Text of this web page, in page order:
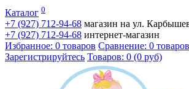
Каталог 0
+7 (927) 712-94-68 магазин на ул.
+7 (927) 712-94-68 интернет-магазин
Избранное: 0 товаров Сравнение: 0 товаров
Зарегистрируйтесь Товаров: 0 (0 руб)